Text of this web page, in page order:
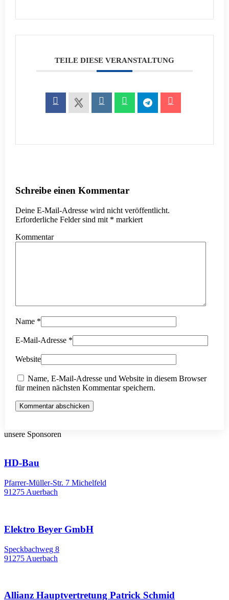
TEILE DIESE VERANSTALTUNG
Schreibe einen Kommentar
Deine E-Mail-Adresse wird nicht veröffentlicht.
Erforderliche Felder sind mit * markiert
Kommentar
Name *
E-Mail-Adresse *
Website
Name, E-Mail-Adresse und Website in diesem Browser
für meinen nächsten Kommentar speichern.
Kommentar abschicken
unsere Sponsoren
HD-Bau
Pfarrer-Müller-Str. 7 Michelfeld
91275 Auerbach
Elektro Beyer GmbH
Speckbachweg 8
91275 Auerbach
Allianz Hauptvertretung Patrick Schmid